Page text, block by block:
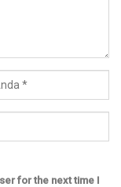
for the next time I